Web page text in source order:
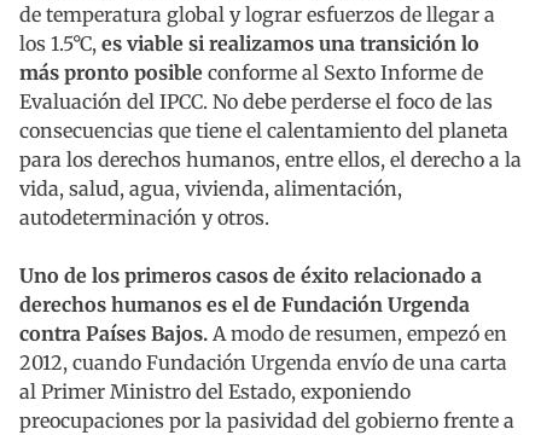
de temperatura global y lograr esfuerzos de llegar a
los 1.5°C, es viable si realizamos una transición lo
más pronto posible conforme al Sexto Informe de
Evaluación del IPCC. No debe perderse el foco de las
consecuencias que tiene el calentamiento del planeta
para los derechos humanos, entre ellos, el derecho a la
vida, salud, agua, vivienda, alimentación,
autodeterminación y otros.
Uno de los primeros casos de éxito relacionado a
derechos humanos es el de Fundación Urgenda
contra Países Bajos. A modo de resumen, empezó en
2012, cuando Fundación Urgenda envío de una carta
al Primer Ministro del Estado, exponiendo
preocupaciones por la pasividad del gobierno frente a